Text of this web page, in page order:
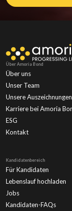
Über Amoria Bond
Über uns
Unser Team
Unsere Auszeichnungen
Karriere bei Amoria
ESG
Kontakt
Kandidatenbereich
Für Kandidaten
Lebenslauf hochladen
Jobs
Kandidaten-FAQs